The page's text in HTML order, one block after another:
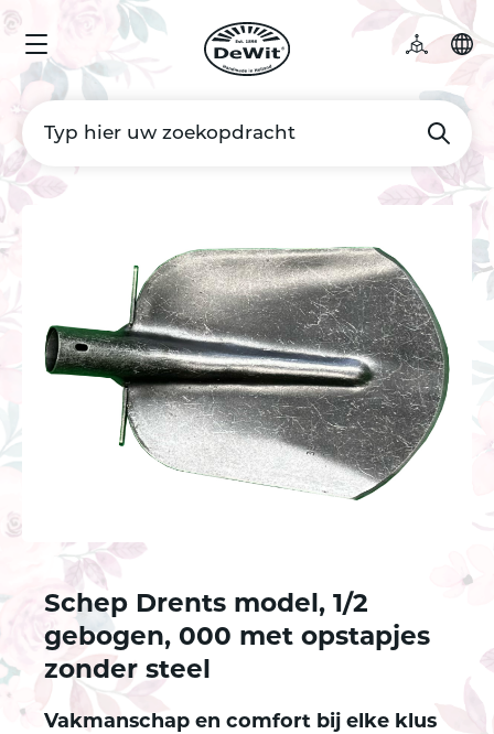
Schep Drents model, 1/2
gebogen, 000 met opstapjes
zonder steel
Vakmanschap en comfort bij elke klus